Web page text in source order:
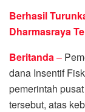
Berhasil
Dharmasraya
Beritanda–
dana Insentif
pemerintah
tersebut, atas